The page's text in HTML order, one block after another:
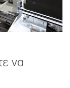
να